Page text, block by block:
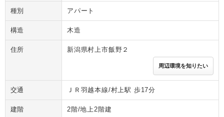
種別 アパート
構造 木造
住所 新潟県村上市飯野２
周辺環境を知りたい
交通 ＪＲ羽越本線/村上駅 歩17分
建階 2階/地上2階建